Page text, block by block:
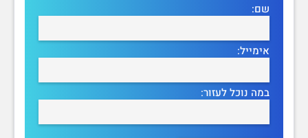
שם:
אימייל:
במה נוכל לעזור: